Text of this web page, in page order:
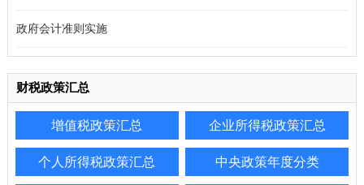
政府会计准则实施
财税政策汇总
增值税政策汇总 企业所得税政策汇总
个人所得税政策汇总 中央政策年度分类